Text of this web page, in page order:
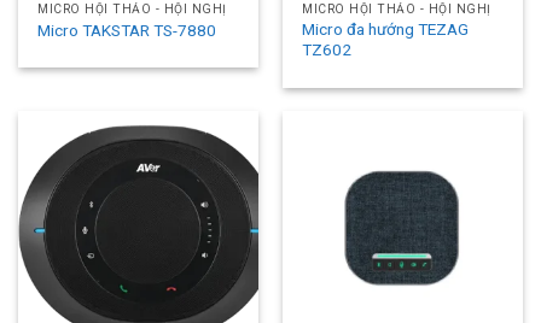
MICRO HỘI THẢO - HỘI NGHỊ
Micro TAKSTAR TS-7880
MICRO HỘI THẢO - HỘI NGHỊ
Micro đa hướng TEZAG
TZ602